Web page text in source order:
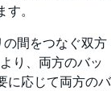
。
間をつなぐ双方
り、両方のバッ
に応じて両方のバ